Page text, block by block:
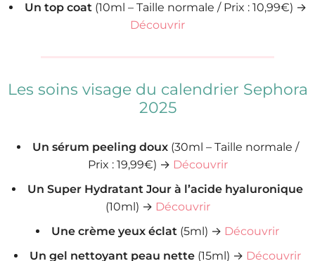
Un top coat(10ml – Taille normale / Prix : 10,99€) →
Découvrir
Les soins visage du calendrier Sephora
2025
Un sérum peeling doux (30ml – Taille normale /
Prix : 19,99€) → Découvrir
Un Super Hydratant Jour à l’acide hyaluronique
(10ml) → Découvrir
Une crème yeux éclat (5ml) → Découvrir
Un gel nettoyant peau nette (15ml) → Découvrir